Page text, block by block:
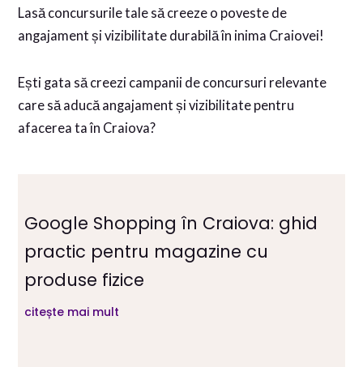
Lasă concursurile tale să creeze o poveste de
angajament și vizibilitate durabilă în inima Craiovei!
Ești gata să creezi campanii de concursuri relevante
care să aducă angajament și vizibilitate pentru
afacerea ta în Craiova?
Google Shopping în Craiova: ghid
practic pentru magazine cu
produse fizice
citește mai mult